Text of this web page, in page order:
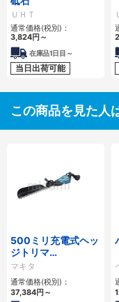
ＵＨＴ
通常価格(税別)：
3,824円 ～
在庫品1日目～
当日出荷可能
この商品を見た人
500ミリ充電式ヘッ
ジトリマ
MUH503SD
マキタ
通常価格(税別)：
37,384円 ～